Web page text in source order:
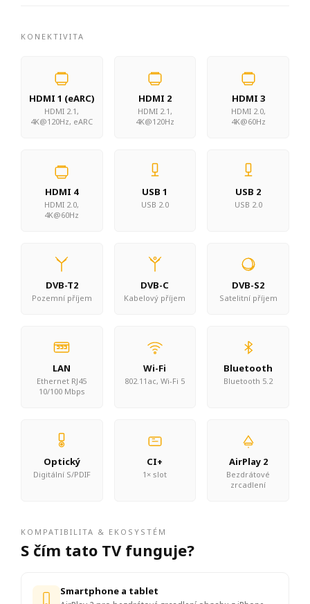
KONEKTIVITA
HDMI 1 (eARC)
HDMI 2.1,
4K@120Hz, eARC
HDMI 2
HDMI 2.1,
4K@120Hz
HDMI 3
HDMI 2.0,
4K@60Hz
HDMI 4
HDMI 2.0,
4K@60Hz
USB 1
USB 2.0
USB 2
USB 2.0
DVB-T2
Pozemní příjem
DVB-C
Kabelový příjem
DVB-S2
Satelitní příjem
LAN
Ethernet RJ45
10/100 Mbps
Wi-Fi
802.11ac, Wi-Fi 5
Bluetooth
Bluetooth 5.2
Optický
Digitální S/PDIF
CI+
1× slot
AirPlay 2
Bezdrátové
zrcadlení
KOMPATIBILITA & EKOSYSTÉM
S čím tato TV funguje?
Smartphone a tablet